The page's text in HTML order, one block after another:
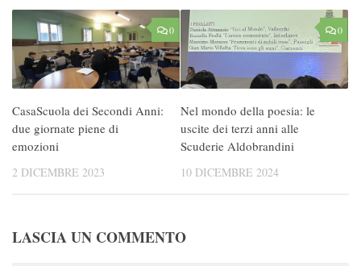
0
CasaScuola dei Secondi Anni:
due giornate piene di
emozioni
2 DICEMBRE 2023
0
Nel mondo della poesia: le
uscite dei terzi anni alle
Scuderie Aldobrandini
10 DICEMBRE 2024
LASCIA UN COMMENTO